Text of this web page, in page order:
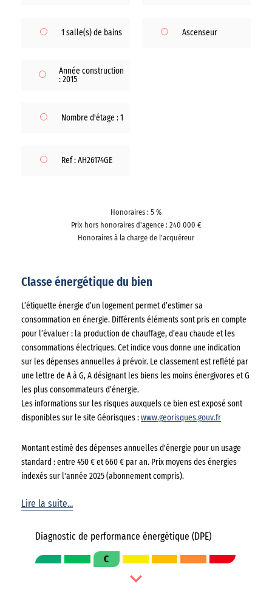
1 salle(s) de bains Ascenseur
Année construction
: 2015
Nombre d'étage : 1
Ref : AH26174GE
Honoraires : 5 %
Prix hors honoraires d'agence : 240 000 €
Honoraires à la charge de l'acquéreur
Classe énergétique du bien
L’étiquette énergie d’un logement permet d’estimer sa
consommation en énergie. Différents éléments sont pris en compte
pour l’évaluer : la production de chauffage, d’eau chaude et les
consommations électriques. Cet indice vous donne une indication
sur les dépenses annuelles à prévoir. Le classement est reflété par
une lettre de A à G, A désignant les biens les moins énergivores et G
les plus consommateurs d’énergie.
Les informations sur les risques auxquels ce bien est exposé sont
disponibles sur le site Géorisques : www.georisques.gouv.fr
Montant estimé des dépenses annuelles d'énergie pour un usage
standard : entre 450 € et 660 € par an. Prix moyens des énergies
indexés sur l'année 2025 (abonnement compris).
Lire la suite...
Diagnostic de performance énergétique (DPE)
C